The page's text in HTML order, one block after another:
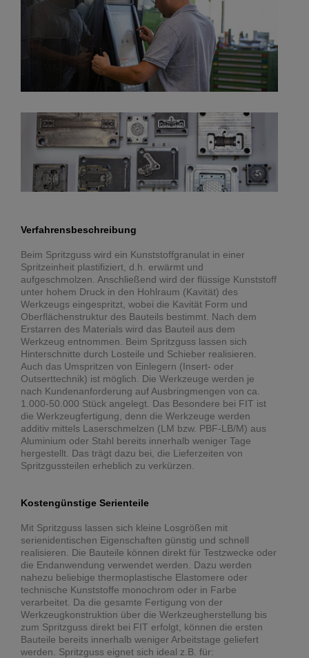
Verfahrensbeschreibung
Beim Spritzguss wird ein Kunststoffgranulat in einer
Spritzeinheit plastifiziert, d.h. erwärmt und
aufgeschmolzen. Anschließend wird der flüssige Kunststoff
unter hohem Druck in den Hohlraum (Kavität) des
Werkzeugs eingespritzt, wobei die Kavität Form und
Oberflächenstruktur des Bauteils bestimmt. Nach dem
Erstarren des Materials wird das Bauteil aus dem
Werkzeug entnommen. Beim Spritzguss lassen sich
Hinterschnitte durch Losteile und Schieber realisieren.
Auch das Umspritzen von Einlegern (Insert- oder
Outserttechnik) ist möglich. Die Werkzeuge werden je
nach Kundenanforderung auf Ausbringmengen von ca.
1.000-50.000 Stück angelegt. Das Besondere bei FIT ist
die Werkzeugfertigung, denn die Werkzeuge werden
additiv mittels Laserschmelzen (LM bzw. PBF-LB/M) aus
Aluminium oder Stahl bereits innerhalb weniger Tage
hergestellt. Das trägt dazu bei, die Lieferzeiten von
Spritzgussteilen erheblich zu verkürzen.
Kostengünstige Serienteile
Mit Spritzguss lassen sich kleine Losgrößen mit
serienidentischen Eigenschaften günstig und schnell
realisieren. Die Bauteile können direkt für Testzwecke oder
die Endanwendung verwendet werden. Dazu werden
nahezu beliebige thermoplastische Elastomere oder
technische Kunststoffe monochrom oder in Farbe
verarbeitet. Da die gesamte Fertigung von der
Werkzeugkonstruktion über die Werkzeugherstellung bis
zum Spritzguss direkt bei FIT erfolgt, können die ersten
Bauteile bereits innerhalb weniger Arbeitstage geliefert
werden. Spritzguss eignet sich ideal z.B. für: